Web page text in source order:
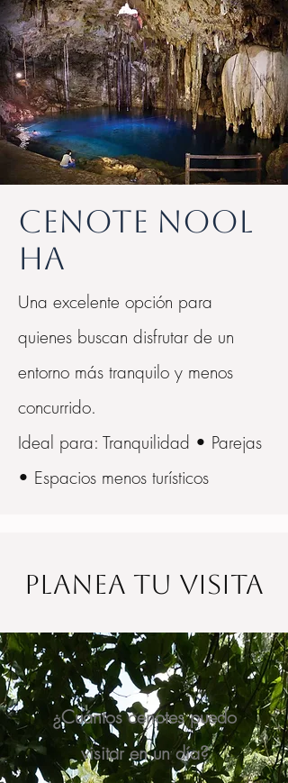
Cenote Nool
Ha
Una excelente opción para
quienes buscan disfrutar de un
entorno más tranquilo y menos
concurrido.
Ideal para: Tranquilidad • Parejas
• Espacios menos turísticos
Planea tu visita
¿Cuántos cenotes puedo
visitar en un día?